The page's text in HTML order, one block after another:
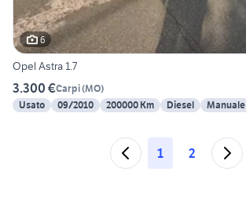
6
Opel Astra 1.7
3.300 €Carpi(MO)
Usato
09/2010 200000 Km Diesel Manuale
1 2